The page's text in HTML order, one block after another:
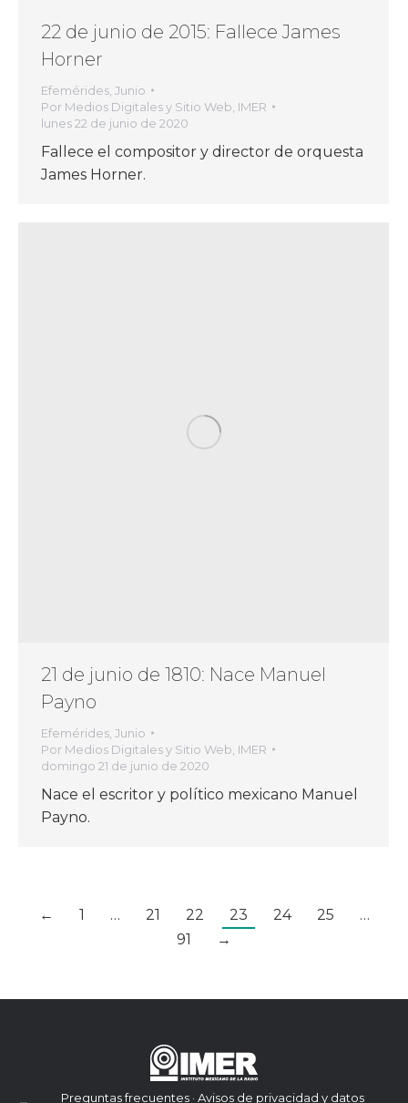
22 de junio de 2015: Fallece James
Horner
Efemérides, Junio
Por Medios Digitales y Sitio Web, IMER
lunes 22 de junio de 2020
Fallece el compositor y director de orquesta
James Horner.
21 de junio de 1810: Nace Manuel
Payno
Efemérides, Junio
Por Medios Digitales y Sitio Web, IMER
domingo 21 de junio de 2020
Nace el escritor y político mexicano Manuel
Payno.
← 1 … 21 22 23 24 25
…
91
→
Preguntas frecuentes · Avisos de privacidad y datos